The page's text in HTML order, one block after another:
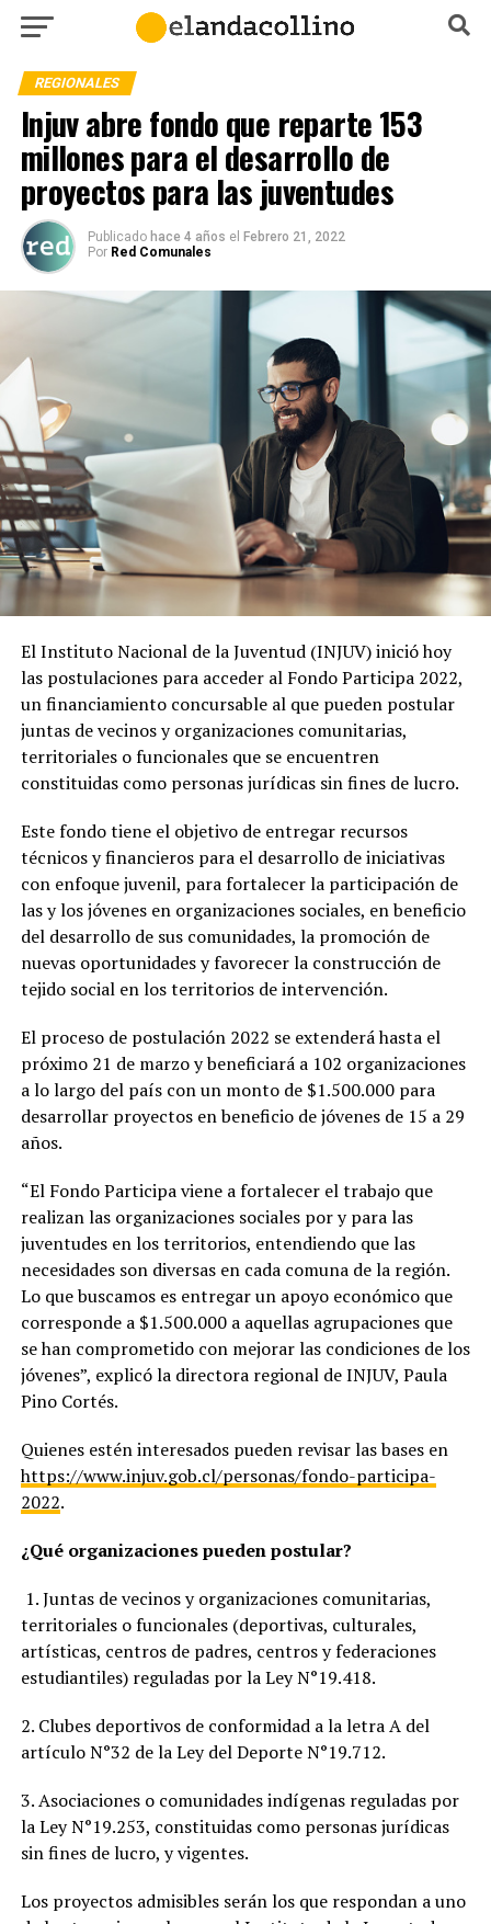
REGIONALES
Injuv abre fondo que reparte 153
millones para el desarrollo de
proyectos para las juventudes
Publicado hace 4 años el Febrero 21, 2022
Por Red Comunales
El Instituto Nacional de la Juventud (INJUV) inició hoy
las postulaciones para acceder al Fondo Participa 2022,
un financiamiento concursable al que pueden postular
juntas de vecinos y organizaciones comunitarias,
territoriales o funcionales que se encuentren
constituidas como personas jurídicas sin fines de lucro.
Este fondo tiene el objetivo de entregar recursos
técnicos y financieros para el desarrollo de iniciativas
con enfoque juvenil, para fortalecer la participación de
las y los jóvenes en organizaciones sociales, en beneficio
del desarrollo de sus comunidades, la promoción de
nuevas oportunidades y favorecer la construcción de
tejido social en los territorios de intervención.
El proceso de postulación 2022 se extenderá hasta el
próximo 21 de marzo y beneficiará a 102 organizaciones
a lo largo del país con un monto de $1.500.000 para
desarrollar proyectos en beneficio de jóvenes de 15 a 29
años.
“El Fondo Participa viene a fortalecer el trabajo que
realizan las organizaciones sociales por y para las
juventudes en los territorios, entendiendo que las
necesidades son diversas en cada comuna de la región.
Lo que buscamos es entregar un apoyo económico que
corresponde a $1.500.000 a aquellas agrupaciones que
se han comprometido con mejorar las condiciones de los
jóvenes”, explicó la directora regional de INJUV, Paula
Pino Cortés.
Quienes estén interesados pueden revisar las bases en
https://www.injuv.gob.cl/personas/fondo-participa-
2022.
¿Qué organizaciones pueden postular?
1. Juntas de vecinos y organizaciones comunitarias,
territoriales o funcionales (deportivas, culturales,
artísticas, centros de padres, centros y federaciones
estudiantiles) reguladas por la Ley N°19.418.
2. Clubes deportivos de conformidad a la letra A del
artículo N°32 de la Ley del Deporte N°19.712.
3. Asociaciones o comunidades indígenas reguladas por
la Ley N°19.253, constituidas como personas jurídicas
sin fines de lucro, y vigentes.
Los proyectos admisibles serán los que respondan a uno